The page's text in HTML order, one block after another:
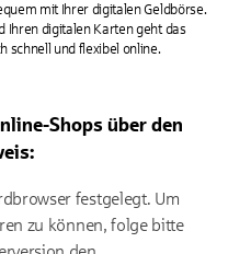
mit Ihrer digitalen Geldbörse.
Ihren digitalen Karten geht das
schnell und flexibel online.
Shops über den
festgelegt. Um
zu können, folge bitte